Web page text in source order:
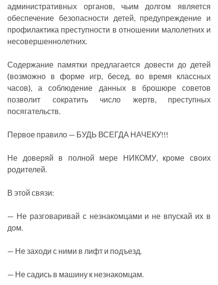
административных органов, чьим долгом является
обеспечение безопасности детей, предупреждение и
профилактика преступности в отношении малолетних и
несовершеннолетних.
Содержание памятки предлагается довести до детей
(возможно в форме игр, бесед, во время классных
часов), а соблюдение данных в брошюре советов
позволит сократить число жертв, преступных
посягательств.
Первое правило — БУДЬ ВСЕГДА НАЧЕКУ!!!
Не доверяй в полной мере НИКОМУ, кроме своих
родителей.
В этой связи:
— Не разговаривай с незнакомцами и не впускай их в
дом.
— Не заходи с ними в лифт и подъезд.
— Не садись в машину к незнакомцам.